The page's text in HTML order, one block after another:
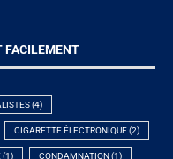
FACILEMENT
(4)
CIGARETTE ÉLECTRONIQUE(2)
(1) CONDAMNATION (1)